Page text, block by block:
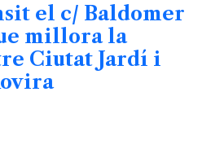
el c/ Baldomer
millora la
Ciutat Jardí i